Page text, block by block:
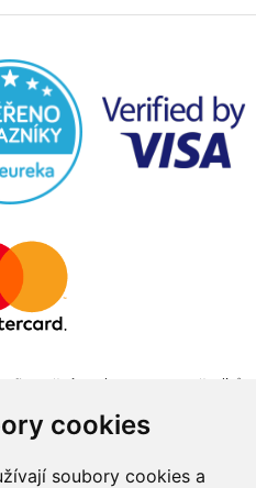
cookies
soubory cookies a
finanční podpory z prostředků
Country for the Future